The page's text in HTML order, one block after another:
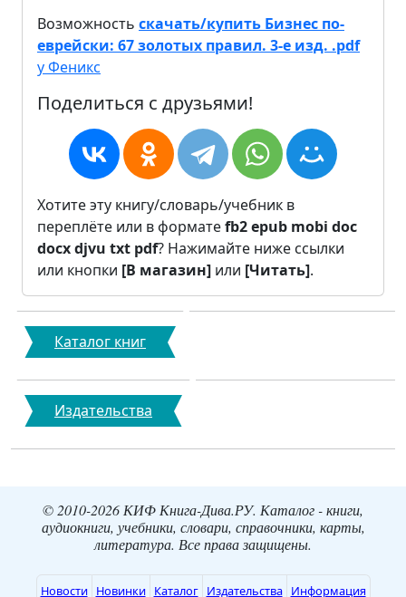
Возможность скачать/купить Бизнес по-
еврейски: 67 золотых правил. 3-е изд. .pdf
у Феникс
Поделиться с друзьями!
Хотите эту книгу/словарь/учебник в
переплёте или в форматеfb2epub mobi doc
docxdjvu txt pdf? Нажимайте ниже ссылки
или кнопки [В магазин] или [Читать].
Каталог книг
Издательства
© 2010-2026 КИФ Книга-Дива.РУ. Каталог - книги,
аудиокниги, учебники, словари, справочники, карты,
литература. Все права защищены.
Новости Новинки Каталог Издательства Информация